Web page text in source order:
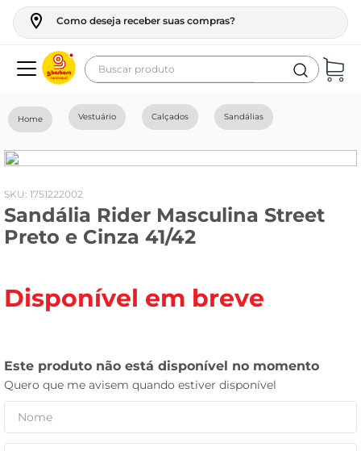
Como deseja receber suas compras?
Buscar produto
Vestuário Calçados Sandálias
: 1751222002
Sandália Rider Masculina Street
Preto e Cinza 41/42
Disponível em breve
geladeira
fogao
café
cerveja
leite
leite pó